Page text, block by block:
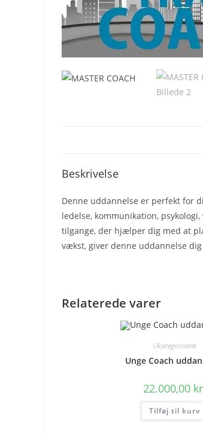
Beskrivelse
Denne uddannelse er perfekt for
ledelse, kommunikation,
tilgange, der hjælper dig med at
vækst, giver denne uddannelse
Relaterede varer
Ukategoriseret
Unge Coach
22.000,00
Tilføj til kurv